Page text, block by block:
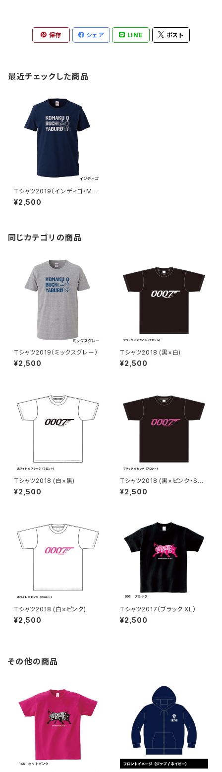
保存 シェア LINE ポスト
最近チェックした商品
Tシャツ2019（インディゴ・Mサ
イズ）
¥2,500
同じカテゴリの商品
Tシャツ2019（ミックスグレー）
¥2,500
Tシャツ2018 (黒×白)
¥2,500
Tシャツ2018 (白×黒)
¥2,500
Tシャツ2018 (黒×ピンク・Sサ
イズ)
¥2,500
Tシャツ2018 (白×ピンク)
¥2,500
Tシャツ2017（ブラック XL）
¥2,500
その他の商品